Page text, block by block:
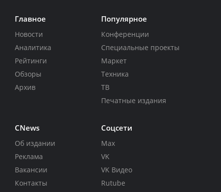
Главное
Новости
Аналитика
Рейтинги
Обзоры
Архив
Популярное
Конференции
Специальные проекты
Маркет
Техника
ТВ
Печатные издания
CNews
Об издании
Реклама
Вакансии
Контакты
Соцсети
Max
VK
VK Видео
Rutube